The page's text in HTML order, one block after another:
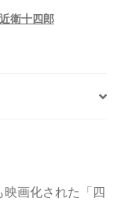
近衛十四郎
画化された「四